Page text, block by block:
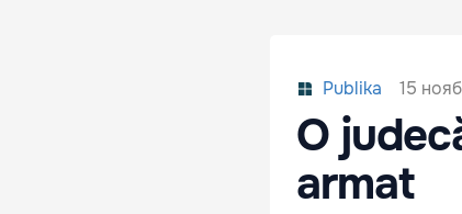
Publika 15
O
armat